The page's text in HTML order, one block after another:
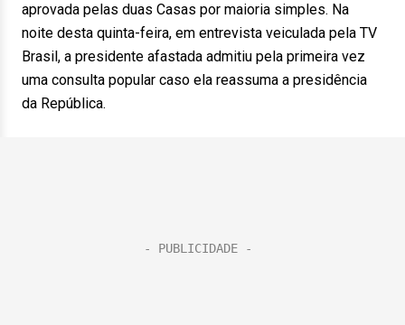
aprovada pelas duas Casas por maioria simples. Na
noite desta quinta-feira, em entrevista veiculada pela TV
Brasil, a presidente afastada admitiu pela primeira vez
uma consulta popular caso ela reassuma a presidência
da República.